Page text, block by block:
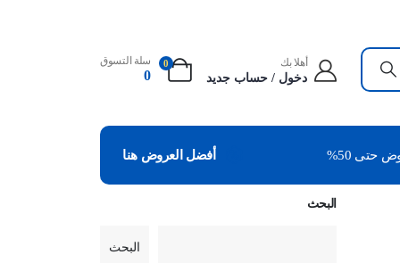
أهلا بك
دخول / حساب جديد
0 سلة التسوق
0
حتى 50% أفضل العروض هنا
البحث
البحث